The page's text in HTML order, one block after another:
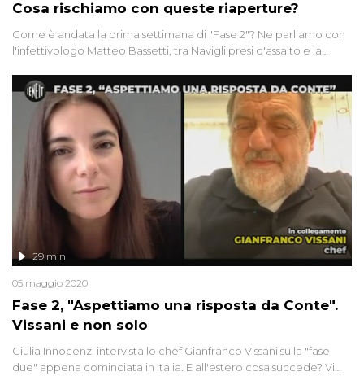
Cosa rischiamo con queste riaperture?
Come è andata la prima settimana di "Fase 2"? Ne parliamo con
l'infettivologo Matteo Bassetti, tra Navigli presi d'assalto e la
sguardo a Inghilterra e Corea del Sud, con una storia speciale da
Bali
Fase 2, "Aspettiamo una risposta da Conte".
Vissani e non solo
29 min
05 maggio 2020
Giulia Innocenzi intervista lo chef Gianfranco Vissani sulla "fase
due" appena cominciata in Italia. E all'estero cosa succede? Vi